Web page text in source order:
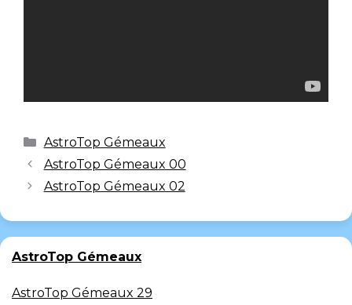
AstroTop Gémeaux
AstroTop Gémeaux 00
AstroTop Gémeaux 02
AstroTop Gémeaux
AstroTop Gémeaux 29